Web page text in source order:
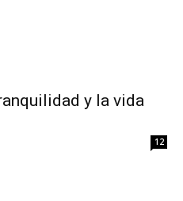
y la vida
12